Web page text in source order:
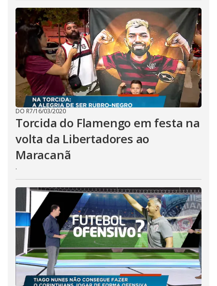
DO R7/16/03/2020
Torcida do Flamengo em festa na
volta da Libertadores ao
Maracanã
.